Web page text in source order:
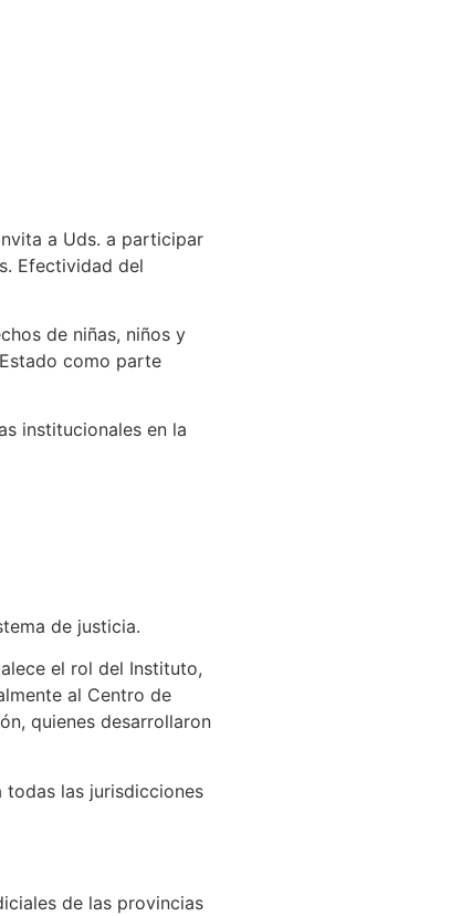
a Uds. a participar
Efectividad del
de niñas, niños y
como parte
institucionales en la
de justicia.
el rol del Instituto,
al Centro de
quienes desarrollaron
las jurisdicciones
de las provincias